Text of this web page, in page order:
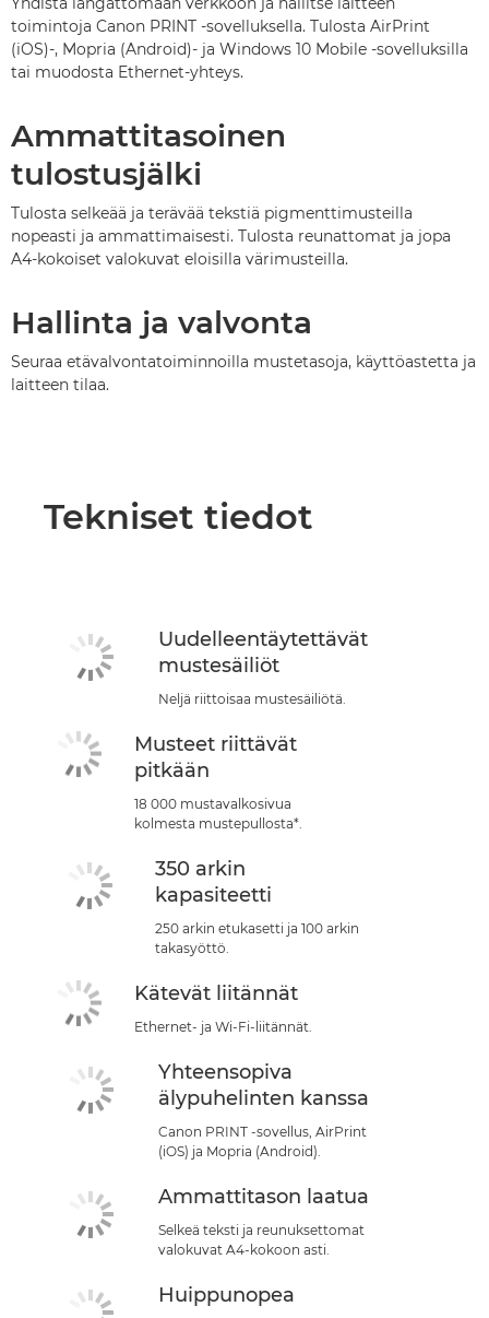
toimintoja Canon PRINT -sovelluksella. Tulosta AirPrint
(iOS)-, Mopria (Android)- ja Windows 10 Mobile -sovelluksilla
tai muodosta Ethernet-yhteys.
Ammattitasoinen
tulostusjälki
Tulosta selkeää ja terävää tekstiä pigmenttimusteilla
nopeasti ja ammattimaisesti. Tulosta reunattomat ja jopa
A4-kokoiset valokuvat eloisilla värimusteilla.
Hallinta ja valvonta
Seuraa etävalvontatoiminnoilla mustetasoja, käyttöastetta ja
laitteen tilaa.
Tekniset tiedot
Uudelleentäytettävät
mustesäiliöt
Neljä riittoisaa mustesäiliötä.
Musteet riittävät
pitkään
18 000 mustavalkosivua
kolmesta mustepullosta*.
350 arkin
kapasiteetti
250 arkin etukasetti ja 100 arkin
takasyöttö.
Kätevät liitännät
Ethernet- ja Wi-Fi-liitännät.
Yhteensopiva
älypuhelinten kanssa
Canon PRINT -sovellus, AirPrint
(iOS) ja Mopria (Android).
Ammattitason laatua
Selkeä teksti ja reunuksettomat
valokuvat A4-kokoon asti.
Huippunopea